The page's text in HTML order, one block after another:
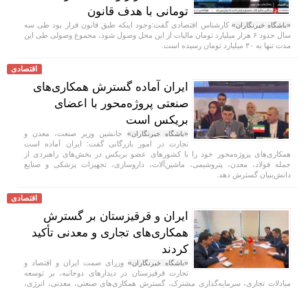
تومانی با هدف قانون
«باشگاه خبرنگاران» کارشناس اقتصادی گفت:وجود اینکه طبق قانون قرار بود طی سه
سال حدود ۶ هزار میلیارد تومان مالیات از این محل وصول شود، مجموع وصولی طی این
مدت تنها به ۳۰ میلیارد تومان رسیده است.
اقتصادی
ایران آماده گسترش همکاری‌های
صنعتی پروژه‌محور با اعضای
بریکس است
«باشگاه خبرنگاران» جانشین وزیر صنعت، معدن و
تجارت در امور بازرگانی گفت: ایران آماده است
همکاری‌های پروژه‌محور خود را با کشور‌های عضو بریکس در بخش‌های راهبردی از
جمله فولاد، معدن، پتروشیمی، ماشین‌آلات، داروسازی، تجهیزات پزشکی و صنایع
دانش‌بنیان گسترش دهد.
اقتصادی
ایران و قرقیزستان بر گسترش
همکاری‌های تجاری و معدنی تأکید
کردند
«باشگاه خبرنگاران» وزرای صمت ایران و اقتصاد و
تجارت قرقیزستان در دیدار‌های دوجانبه، بر توسعه
مبادلات تجاری، سرمایه‌گذاری مشترک، گسترش همکاری‌های صنعتی، معدنی، انرژی،